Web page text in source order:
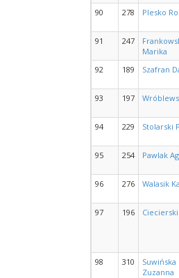
90 278 Plesko
91 247
Marika
92 189 Szafran
93 197
94 229 Stolarski
95 254 Pawlak
96 276 Walasik
97 196
98 310
Suwińska
Zuzanna